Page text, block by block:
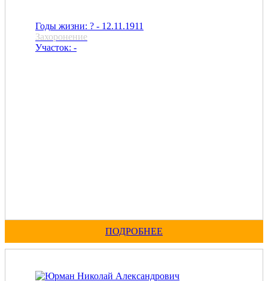
Годы жизни: ? - 12.11.1911
Захоронение
Участок: -
ПОДРОБНЕЕ